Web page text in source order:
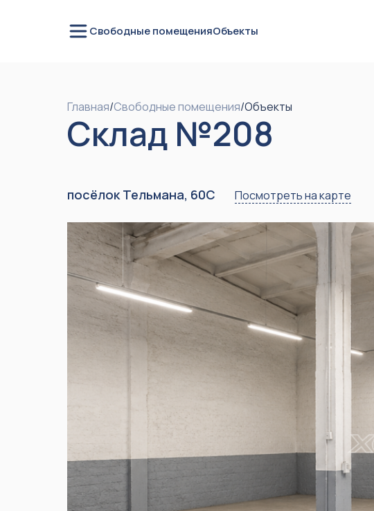
Свободные помещенияОбъекты
Главная/Свободные помещения/Объекты
Склад №208
посёлок Тельмана, 60С Посмотреть на карте